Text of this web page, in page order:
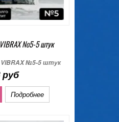
№5-5 штук
№5-5 штук
руб
Подробнее